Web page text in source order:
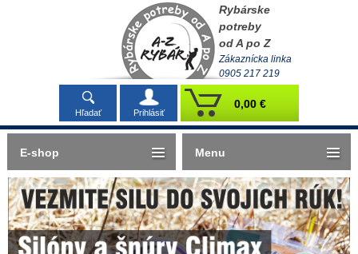
Rybárske
potreby
od A po Z
Zákaznícka linka
0905 217 219
Hľadať Prihlásiť
0,00 €
E-shop Menu